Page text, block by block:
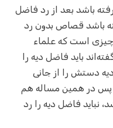
باشد بعد از رد فاضل
باشد قصاص بدون رد
است که علماء
باید فاضل دیه را
دستش را از جانی
پس در همین مساله هم
نباید فاضل دیه را رد